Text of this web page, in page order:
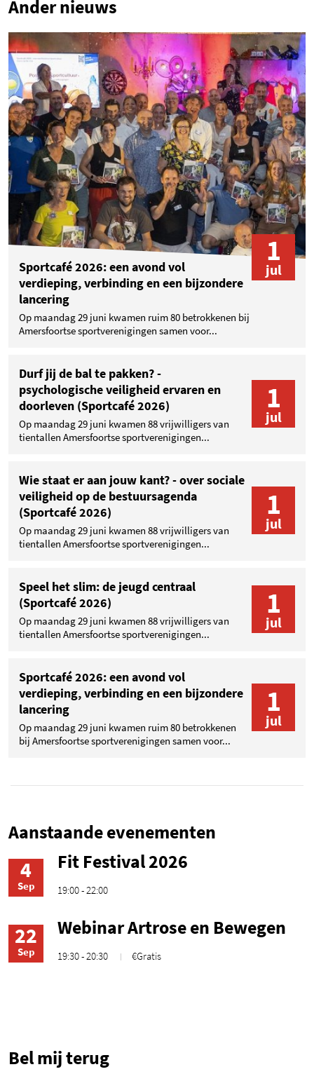
Ander nieuws
Sportcafé 2026: een avond vol
verdieping, verbinding en een bijzondere
lancering
Op maandag 29 juni kwamen ruim 80 betrokkenen bij
Amersfoortse sportverenigingen samen voor...
1
jul
Durf jij de bal te pakken? -
psychologische veiligheid ervaren en
doorleven (Sportcafé 2026)
Op maandag 29 juni kwamen 88 vrijwilligers van
tientallen Amersfoortse sportverenigingen...
1
jul
Wie staat er aan jouw kant? - over sociale
veiligheid op de bestuursagenda
(Sportcafé 2026)
Op maandag 29 juni kwamen 88 vrijwilligers van
tientallen Amersfoortse sportverenigingen...
1
jul
Speel het slim: de jeugd centraal
(Sportcafé 2026)
Op maandag 29 juni kwamen 88 vrijwilligers van
tientallen Amersfoortse sportverenigingen...
1
jul
Sportcafé 2026: een avond vol
verdieping, verbinding en een bijzondere
lancering
Op maandag 29 juni kwamen ruim 80 betrokkenen
bij Amersfoortse sportverenigingen samen voor...
1
jul
Aanstaande evenementen
4
Sep
Fit Festival 2026
19:00 - 22:00
22
Sep
Webinar Artrose en Bewegen
19:30 - 20:30 €Gratis
Bel mij terug